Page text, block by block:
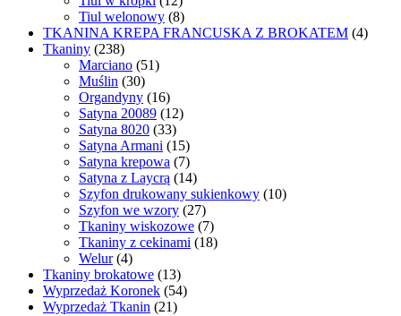
Tiul welonowy (8)
TKANINA KREPA FRANCUSKA Z BROKATEM (4)
Tkaniny (238)
Marciano (51)
Muślin (30)
Organdyny (16)
Satyna 20089 (12)
Satyna 8020 (33)
Satyna Armani (15)
Satyna krepowa (7)
Satyna z Laycrą (14)
Szyfon drukowany sukienkowy (10)
Szyfon we wzory (27)
Tkaniny wiskozowe (7)
Tkaniny z cekinami (18)
Welur (4)
Tkaniny brokatowe (13)
Wyprzedaż Koronek (54)
Wyprzedaż Tkanin (21)